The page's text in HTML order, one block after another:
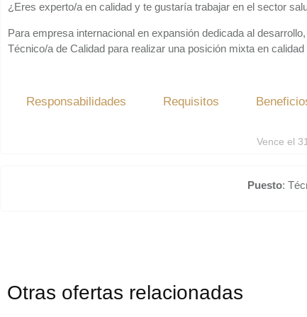
¿Eres experto/a en calidad y te gustaría trabajar en el sector
Para empresa internacional en expansión dedicada al
Técnico/a de Calidad para realizar una posición mixta en
Responsabilidades Requisitos
Vence el
Puesto:
Otras ofertas relacionadas